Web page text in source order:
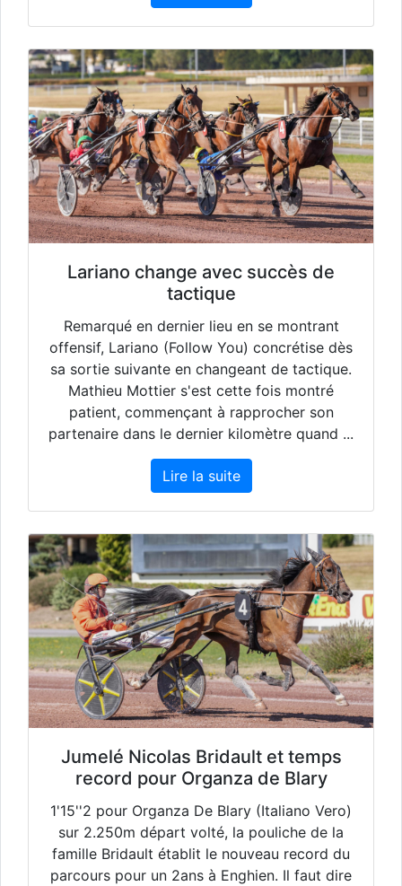
Lariano change avec succès de
tactique
Remarqué en dernier lieu en se montrant
offensif, Lariano (Follow You) concrétise dès
sa sortie suivante en changeant de tactique.
Mathieu Mottier s'est cette fois montré
patient, commençant à rapprocher son
partenaire dans le dernier kilomètre quand ...
Lire la suite
Jumelé Nicolas Bridault et temps
record pour Organza de Blary
1'15''2 pour Organza De Blary (Italiano Vero)
sur 2.250m départ volté, la pouliche de la
famille Bridault établit le nouveau record du
parcours pour un 2ans à Enghien. Il faut dire